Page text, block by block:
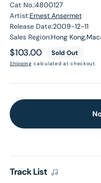
Cat No.:4800127
Artist:Ernest Ansermet
Release Date:2009-12-11
Sales Region:Hong
Regular
price
$103.00 Sold Out
Shipping calculated at checkout.
Track List